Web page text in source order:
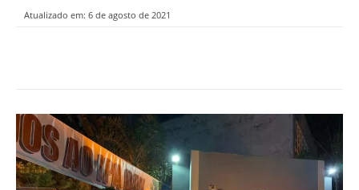
Atualizado em: 6 de agosto de 2021